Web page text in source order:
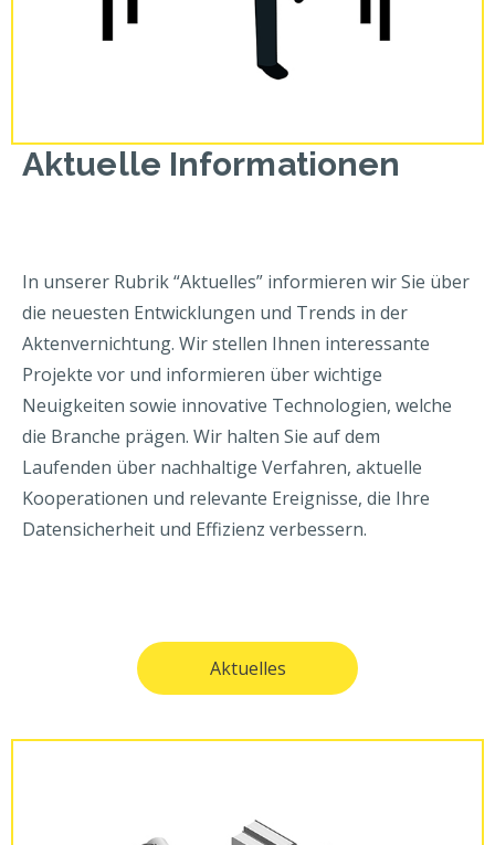
Aktuelle Informationen
In unserer Rubrik “Aktuelles” informieren wir Sie über
die neuesten Entwicklungen und Trends in der
Aktenvernichtung. Wir stellen Ihnen interessante
Projekte vor und informieren über wichtige
Neuigkeiten sowie innovative Technologien, welche
die Branche prägen. Wir halten Sie auf dem
Laufenden über nachhaltige Verfahren, aktuelle
Kooperationen und relevante Ereignisse, die Ihre
Datensicherheit und Effizienz verbessern.
Aktuelles